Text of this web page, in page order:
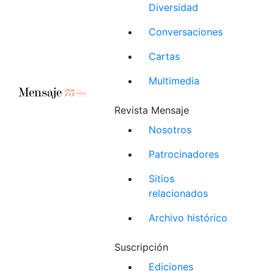
Diversidad
Conversaciones
Cartas
Multimedia
Revista Mensaje
Nosotros
Patrocinadores
Sitios
relacionados
Archivo histórico
Suscripción
Ediciones